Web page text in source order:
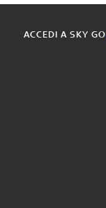
ACCEDI A SKY GO